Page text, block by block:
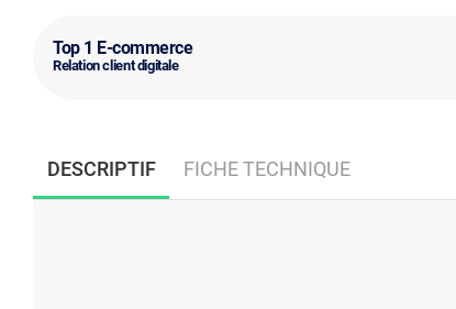
Top 1 E-commerce
Relation client digitale
DESCRIPTIF FICHE TECHNIQUE